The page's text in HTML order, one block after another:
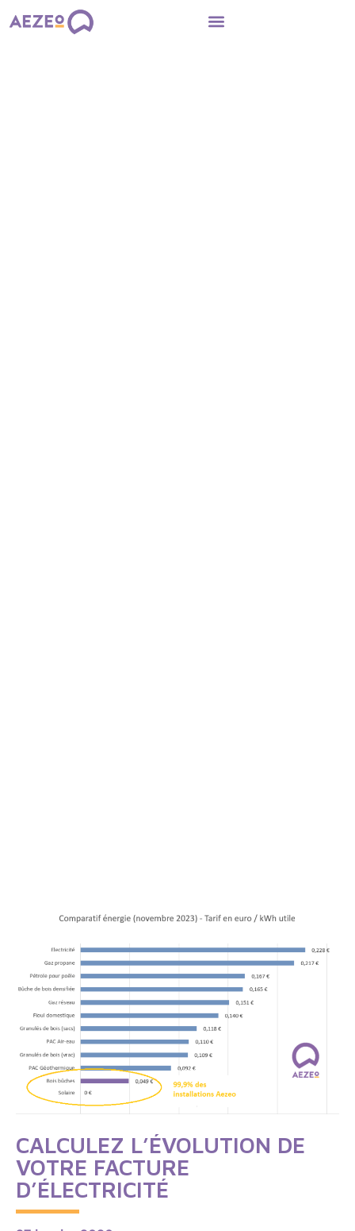
CALCULEZ L’ÉVOLUTION DE
VOTRE FACTURE
D’ÉLECTRICITÉ